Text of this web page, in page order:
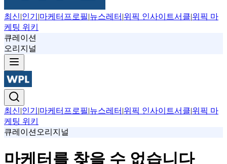
최신|인기 |마케터프로필|뉴스레터 |위픽 인사이트서클|위픽 마
케팅 위키
큐레이션
오리지널
최신|인기 |마케터프로필|뉴스레터 |위픽 인사이트서클|위픽 마
케팅 위키
큐레이션 오리지널
마케터를 찾을 수 없습니다